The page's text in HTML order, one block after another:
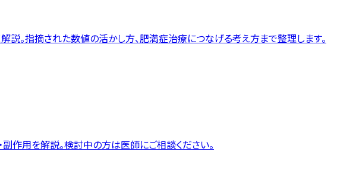
説。指摘された数値の活かし方、肥満症治療につなげる考え方まで整理します。
作用を解説。検討中の方は医師にご相談ください。